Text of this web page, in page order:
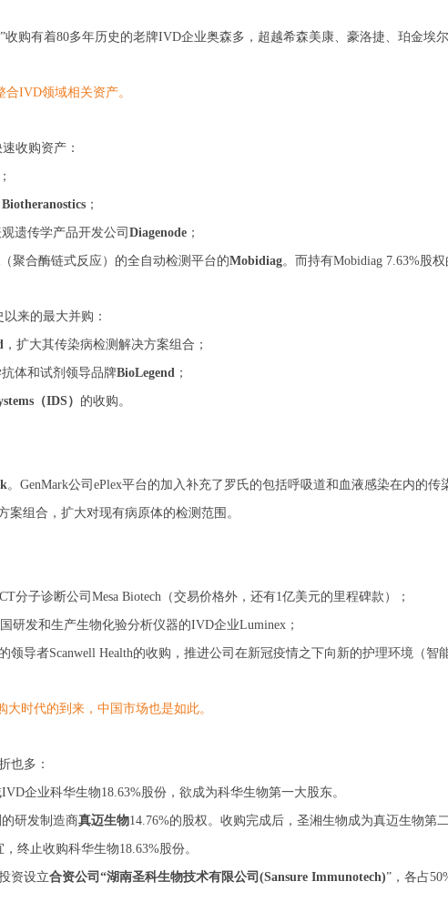
购有着80多年历史的老牌IVD企业奥森多，超越希森美康、豪洛捷、珀金埃
IVD领域相关资产。
收购资产：
Biotheranostics；
遗传学产品开发公司 Diagenode；
聚合酶链式反应）的全自动检测平台的Mobidiag。而持有Mobidiag 7.63%股
来的最大并购：
，扩大其传染病检测解决方案组合；
体和试剂领导品牌BioLegend；
（IDS） 的收购。
。GenMark公司ePlex平台的加入补充了罗氏的包括呼吸道和血液感染在内的传
组合，扩大对现有病原体的检测范围。
分子诊断公司Mesa Biotech（交易价格外，还有1亿美元的里程碑款）；
研发和生产生物化验分析仪器的IVD企业Luminex；
领导者Scanwell Health的收购，推进公司在新冠疫情之下向新的护理环境（智
时代的到来，中国市场也是如此。
也多：
企业科华生物18.63%股份，欲成为科华生物第一大股东。
研发制造商真迈生物14.76%的股权。收购完成后，圣湘生物成为真迈生物第二
终止收购科华生物18.63%股份。
资设立合资公司“湖南圣科生物技术有限公司(Sansure Immunotech)”，各占